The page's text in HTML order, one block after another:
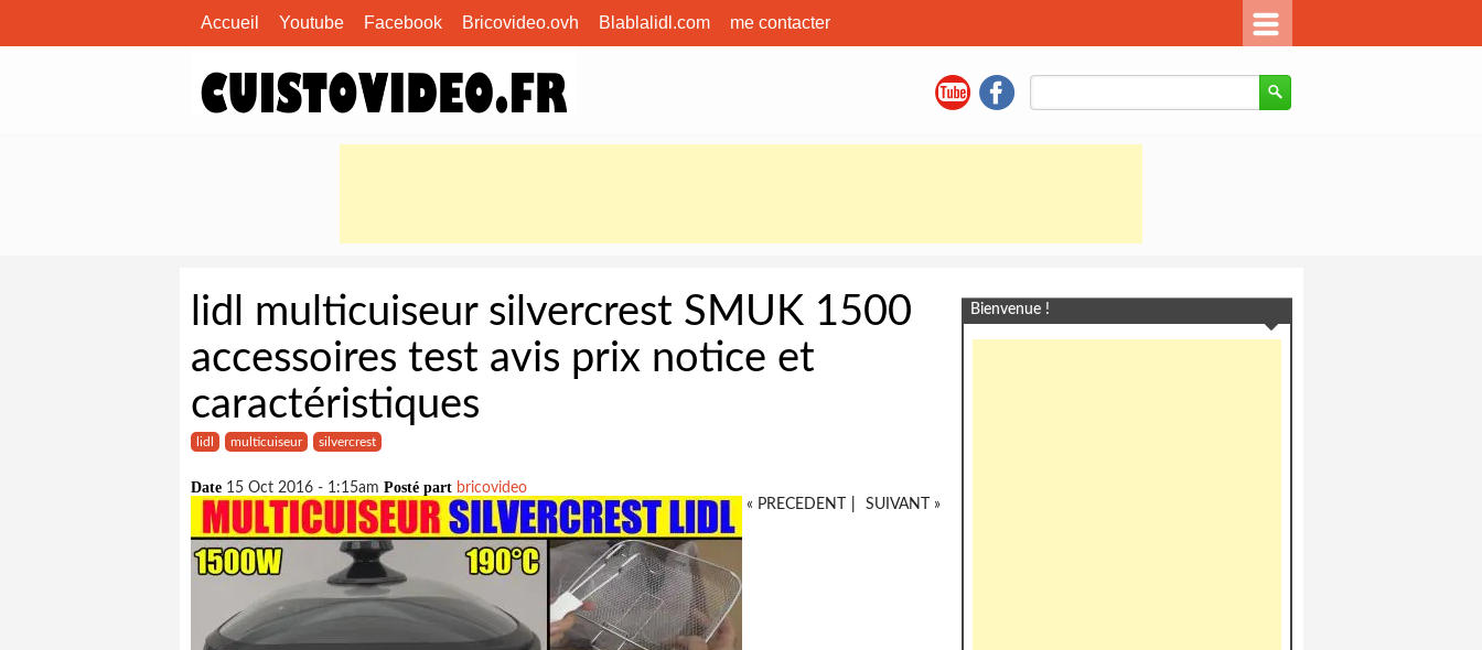
Accueil Youtube Facebook Bricovideo.ovh Blablalidl.com me contacter
lidl multicuiseur silvercrest SMUK 1500
accessoires test avis prix notice et
caractéristiques
lidl multicuiseur silvercrest
Date 15 Oct 2016 - 1:15am Posté part bricovideo
« PRECEDENT
SUIVANT »
Bienvenue !